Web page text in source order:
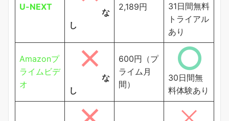
U-NEXT
な
し
2,189円
31日間無料
トライアル
あり
Amazonプ
ライムビデ
オ
な
し
600円（プ
ライム月
間）
30日間無
料体験あり